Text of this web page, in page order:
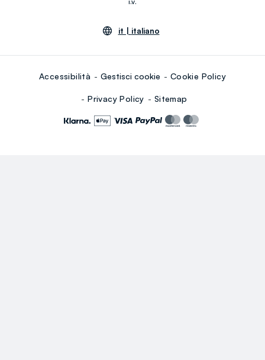
it | italiano
Accessibilità Gestisci cookie Cookie Policy
Privacy Policy Sitemap